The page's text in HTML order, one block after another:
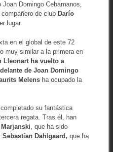
Domingo Cebamanos,
de club Darío
lugar.
en el global de este 72
muy similar a la primera en
Lleonart ha vuelto a
de Joan Domingo
Melensha ocupado la
su fantástica
regata. Tras él, han
, que ha sido
Sebastian Dahlgaard, que ha